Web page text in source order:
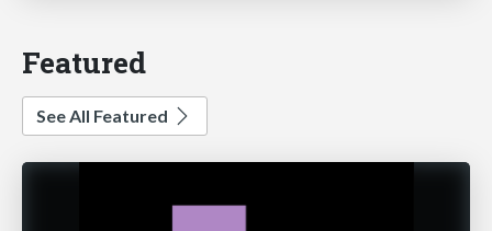
Featured
See All Featured